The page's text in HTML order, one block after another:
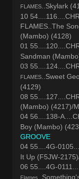
FLAMES
..Skylark
10
FLAMES..The
(Mambo) (4128)
01
Sandman
03
FLAMES
..Sweet
(4129)
08
(Mambo) (4217)/
04 56....138-
Boy (Mambo)
GROOVE
04 55....4G-
It Up (F5JW-
06 55....4G-
Flames